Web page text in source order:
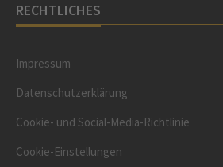
RECHTLICHES
Impressum
Datenschutzerklärung
Cookie- und Social-Media-Richtlinie
Cookie-Einstellungen